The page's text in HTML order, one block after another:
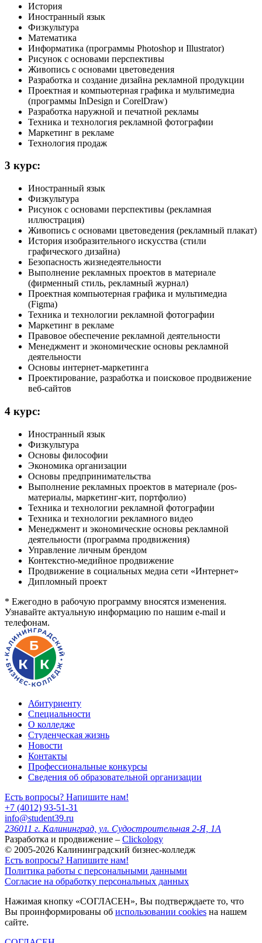
История
Иностранный язык
Физкультура
Математика
Информатика (программы Photoshop и Illustrator)
Рисунок с основами перспективы
Живопись с основами цветоведения
Разработка и создание дизайна рекламной продукции
Проектная и компьютерная графика и мультимедиа
(программы InDesign и CorelDraw)
Разработка наружной и печатной рекламы
Техника и технология рекламной фотографии
Маркетинг в рекламе
Технология продаж
3 курс:
Иностранный язык
Физкультура
Рисунок с основами перспективы (рекламная
иллюстрация)
Живопись с основами цветоведения (рекламный плакат)
История изобразительного искусства (стили
графического дизайна)
Безопасность жизнедеятельности
Выполнение рекламных проектов в материале
(фирменный стиль, рекламный журнал)
Проектная компьютерная графика и мультимедиа
(Figma)
Техника и технологии рекламной фотографии
Маркетинг в рекламе
Правовое обеспечение рекламной деятельности
Менеджмент и экономические основы рекламной
деятельности
Основы интернет-маркетинга
Проектирование, разработка и поисковое продвижение
веб-сайтов
4 курс:
Иностранный язык
Физкультура
Основы философии
Экономика организации
Основы предпринимательства
Выполнение рекламных проектов в материале (pos-
материалы, маркетинг-кит, портфолио)
Техника и технологии рекламной фотографии
Техника и технологии рекламного видео
Менеджмент и экономические основы рекламной
деятельности (программа продвижения)
Управление личным брендом
Контекстно-медийное продвижение
Продвижение в социальных медиа сети «Интернет»
Дипломный проект
* Ежегодно в рабочую программу вносятся изменения.
Узнавайте актуальную информацию по нашим e-mail и
телефонам.
Абитуриенту
Специальности
О колледже
Студенческая жизнь
Новости
Контакты
Профессиональные конкурсы
Сведения об образовательной организации
Есть вопросы? Напишите нам!
+7 (4012) 93-51-31
info@student39.ru
236011 г. Калининград, ул. Судостроительная 2-Я, 1А
Разработка и продвижение – Clickology
© 2005-2026 Калининградский бизнес-колледж
Есть вопросы? Напишите нам!
Политика работы с персональными данными
Согласие на обработку персональных данных
Нажимая кнопку «СОГЛАСЕН», Вы подтверждаете то, что
Вы проинформированы об использовании cookies на нашем
сайте.